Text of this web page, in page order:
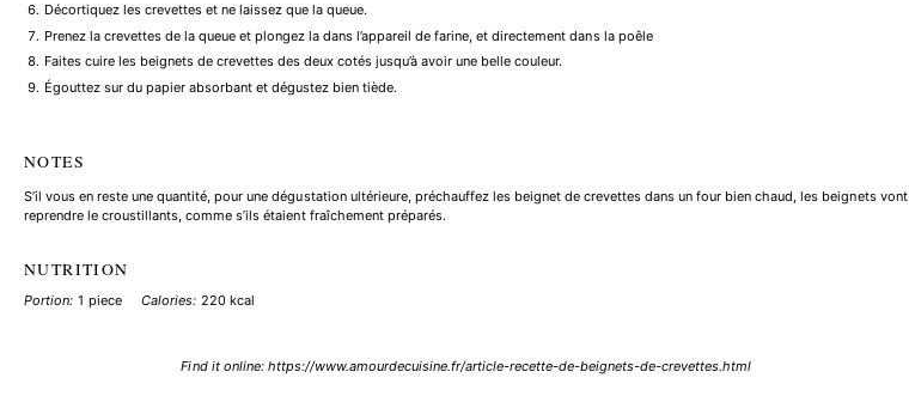
Décortiquez les crevettes et ne laissez que la queue.
Prenez la crevettes de la queue et plongez la dans l’appareil de farine, et directement dans la poêle
Faites cuire les beignets de crevettes des deux cotés jusqu’à avoir une belle couleur.
Égouttez sur du papier absorbant et dégustez bien tiède.
NOTES
S’il vous en reste une quantité, pour une dégustation ultérieure, préchauffez les beignet de crevettes dans un four bien chaud, les beignets vont
reprendre le croustillants, comme s’ils étaient fraîchement préparés.
NUTRITION
Portion: 1 piece Calories: 220 kcal
Find it online: https://www.amourdecuisine.fr/article-recette-de-beignets-de-crevettes.html